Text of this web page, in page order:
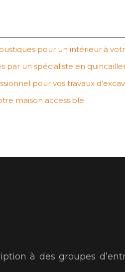
pour un intérieur à
par un spécialiste en
pour vos travaux
maison accessible
à des groupes